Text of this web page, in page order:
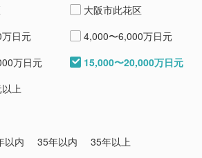
本県 大阪市此花区
大阪市浪速区
大阪市生野区
堺市堺区
日元 4,000〜6,000万日元
万日元 15,000〜20,000万日元
上
以内 35年以内
35年以上